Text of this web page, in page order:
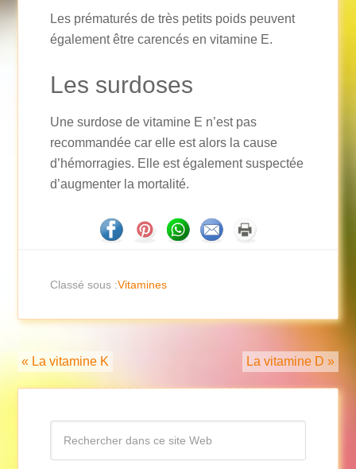
Les prématurés de très petits poids peuvent
également être carencés en vitamine E.
Les surdoses
Une surdose de vitamine E n’est pas
recommandée car elle est alors la cause
d’hémorragies. Elle est également suspectée
d’augmenter la mortalité.
Classé sous :Vitamines
« La vitamine K La vitamine D »